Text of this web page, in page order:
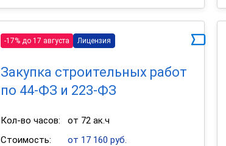
-17% до 17 августа Лицензия
Закупка строительных работ
по 44-ФЗ и 223-ФЗ
Кол-во часов:
от 72 ак.ч
Стоимость:
от 17 160 руб.